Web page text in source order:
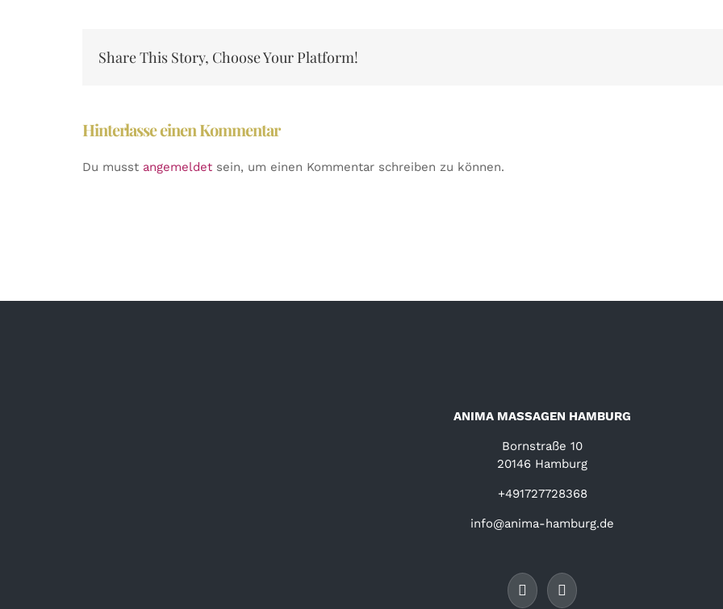
Share This Story, Choose Your Platform!
Hinterlasse einen Kommentar
Du musst angemeldet sein, um einen Kommentar schreiben zu können.
ANIMA MASSAGEN HAMBURG
Bornstraße 10
20146 Hamburg
+491727728368
info@anima-hamburg.de